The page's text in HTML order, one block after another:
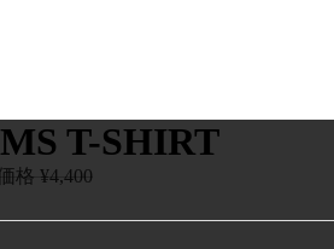
T-SHIRT
格 ¥4,400